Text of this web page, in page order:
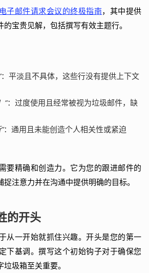
子邮件请求会议的终极指南，其中提供
宝贵见解，包括撰写有效主题行。
：平淡且不具体，这些行没有提供上下文
”：过度使用且经常被视为垃圾邮件，缺
：通用且未能创造个人相关性或紧迫
要精确和创造力。它为您的跟进邮件的
注意力并在沟通中提供明确的目标。
的开头
从一开始就抓住兴趣。开头是您的第一
下基调。撰写这个初始钩子对于确保您
圾箱至关重要。